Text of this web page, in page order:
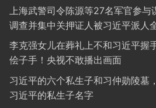
上海武警司令陈源等27名军官参
调查并集中关押证人被习近平派人
李克强女儿在葬礼上不和习近平握
侩子手！央视不敢播出画面
习近平的六个私生子和习仲勋陵墓
习近平的私生子名字